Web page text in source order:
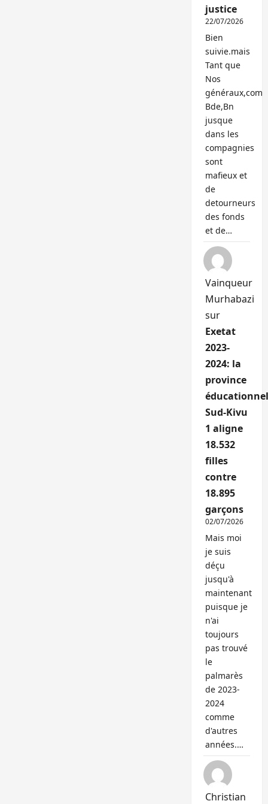
justice
22/07/2026
Bien
suivie.mais
Tant que
Nos
généraux,com
Bde,Bn
jusque
dans les
compagnies
sont
mafieux et
de
detourneurs
des fonds
et de…
Vainqueur
Murhabazi
sur
Exetat
2023-
2024: la
province
Sud-Kivu
1 aligne
18.532
filles
contre
18.895
garçons
02/07/2026
Mais moi
je suis
déçu
jusqu'à
maintenant
puisque je
n'ai
toujours
pas trouvé
le
palmarès
de 2023-
2024
comme
d'autres
années.…
Christian